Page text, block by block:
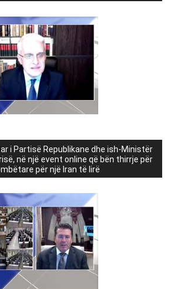
i Partisë Republikane dhe ish-Ministër
në një event online që bën thirrje për
për një Iran të lirë